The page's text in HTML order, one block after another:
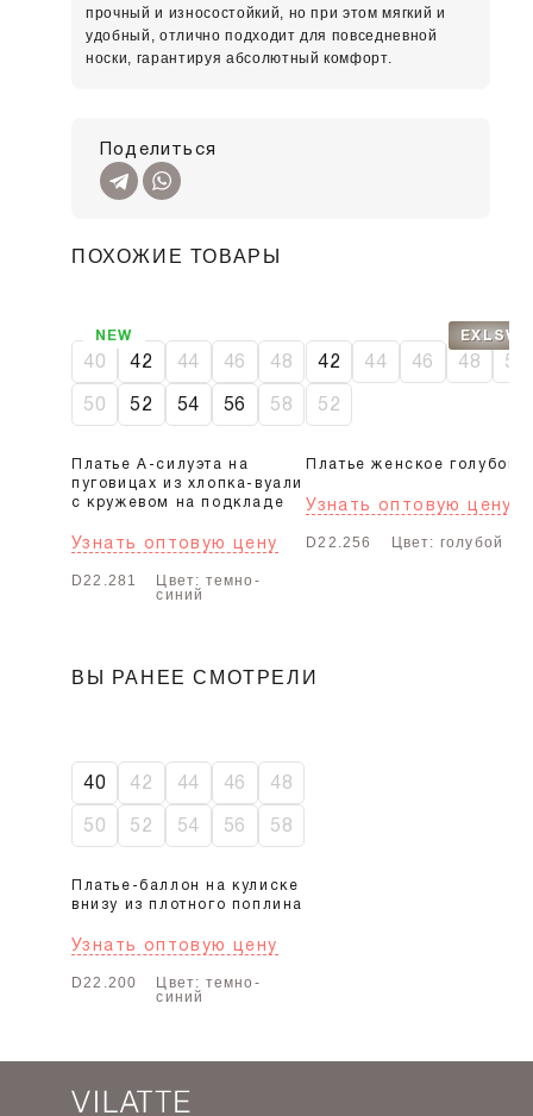
прочный и износостойкий, но при этом мягкий и
удобный, отлично подходит для повседневной
носки, гарантируя абсолютный комфорт.
Поделиться
ПОХОЖИЕ ТОВАРЫ
40 42 44 46 48
50 52 54 56 58
Платье А-силуэта на
пуговицах из хлопка-вуали
с кружевом на подкладе
Узнать оптовую цену
D22.281
Цвет: темно-
синий
NEW
42 44 46 48 50
52
Платье женское голубой
Узнать оптовую цену
D22.256 Цвет: голубой
EXLSV
ВЫ РАНЕЕ СМОТРЕЛИ
40 42 44 46 48
50 52 54 56 58
Платье-баллон на кулиске
внизу из плотного поплина
Узнать оптовую цену
D22.200
Цвет: темно-
синий